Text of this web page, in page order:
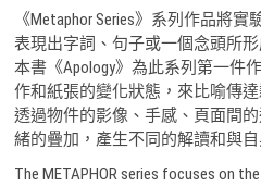
《Metaphor Series》系列作品將
表現出字詞、句子或一個念頭所
本書《Apology》為此系列第一件
作和紙張的變化狀態，來比喻傳
透過物件的影像、手感、頁面間
緒的疊加，產生不同的解讀和與
The METAPHOR series focuses on